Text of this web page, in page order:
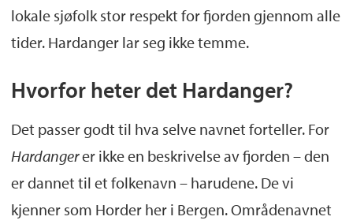
lokale sjøfolk stor respekt for fjorden gjennom alle
tider. Hardanger lar seg ikke temme.
Hvorfor heter det Hardanger?
Det passer godt til hva selve navnet forteller. For
Hardangerer ikke en beskrivelse av fjorden – den
er dannet til et folkenavn – harudene. De vi
kjenner som Horder her i Bergen. Områdenavnet